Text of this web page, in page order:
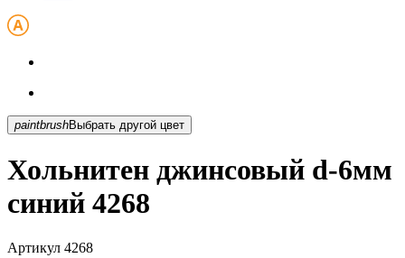
paintbrush Выбрать другой цвет
Хольнитен джинсовый d-6мм
синий 4268
Артикул 4268